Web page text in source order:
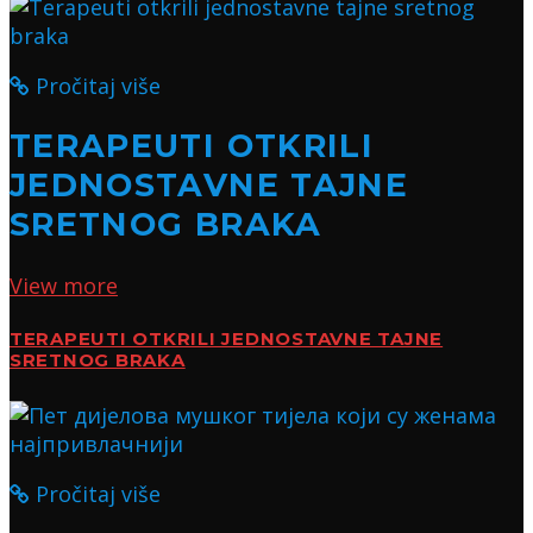
Pročitaj više
TERAPEUTI OTKRILI
JEDNOSTAVNE TAJNE
SRETNOG BRAKA
View more
TERAPEUTI OTKRILI JEDNOSTAVNE TAJNE
SRETNOG BRAKA
Pročitaj više